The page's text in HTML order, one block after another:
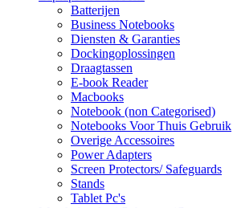
Batterijen
Business Notebooks
Diensten & Garanties
Dockingoplossingen
Draagtassen
E-book Reader
Macbooks
Notebook (non Categorised)
Notebooks Voor Thuis Gebruik
Overige Accessoires
Power Adapters
Screen Protectors/ Safeguards
Stands
Tablet Pc's